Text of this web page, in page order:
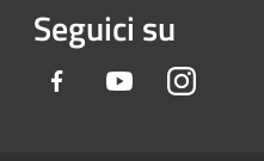
Seguici su
Facebook YoutubeInstagram